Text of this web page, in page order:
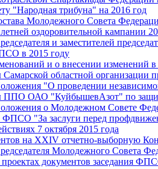
"Народная трибуна" на 2016 год
Молодежного Совета
оздоровительной кампании
и заместителей
в 2015 году
и о внесении изменений в
областной организации
"О проведении
ППО ОАО "КуйбышевАзот" по
о Молодежном Совете
ФПСО "За заслуги перед
7 октября 2015 года
на XXIV отчетно-выборную
Молодежного Совета
документов заседания